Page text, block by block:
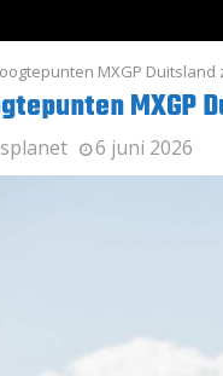
MXGP Duitsland
MXGP
6 juni 2026